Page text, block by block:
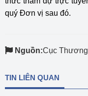
quý Đơn vị sau đó.
Nguồn:Cục
TIN LIÊN QUAN